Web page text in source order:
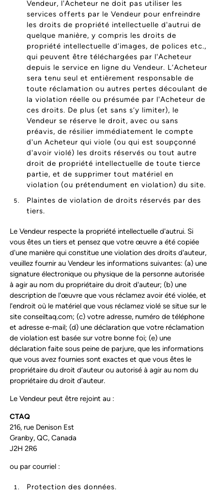
Vendeur, l'Acheteur ne doit pas utiliser les
services offerts par le Vendeur pour enfreindre
les droits de propriété intellectuelle d'autrui de
quelque manière, y compris les droits de
propriété intellectuelle d’images, de polices etc.,
qui peuvent être téléchargées par l'Acheteur
depuis le service en ligne du Vendeur. L’Acheteur
sera tenu seul et entièrement responsable de
toute réclamation ou autres pertes découlant de
la violation réelle ou présumée par l'Acheteur de
ces droits. De plus (et sans s’y limiter), le
Vendeur se réserve le droit, avec ou sans
préavis, de résilier immédiatement le compte
d'un Acheteur qui viole (ou qui est soupçonné
d'avoir violé) les droits réservés ou tout autre
droit de propriété intellectuelle de toute tierce
partie, et de supprimer tout matériel en
violation (ou prétendument en violation) du site.
Plaintes de violation de droits réservés par des
tiers.
Le Vendeur respecte la propriété intellectuelle d'autrui. Si
vous êtes un tiers et pensez que votre œuvre a été copiée
d'une manière qui constitue une violation des droits d'auteur,
veuillez fournir au Vendeur les informations suivantes: (a) une
signature électronique ou physique de la personne autorisée
à agir au nom du propriétaire du droit d'auteur; (b) une
description de l'œuvre que vous réclamez avoir été violée, et
l'endroit où le matériel que vous réclamez violé se situe sur le
site conseiltaq.com; (c) votre adresse, numéro de téléphone
et adresse e-mail; (d) une déclaration que votre réclamation
de violation est basée sur votre bonne foi; (e) une
déclaration faite sous peine de parjure, que les informations
que vous avez fournies sont exactes et que vous êtes le
propriétaire du droit d’auteur ou autorisé à agir au nom du
propriétaire du droit d’auteur.
Le Vendeur peut être rejoint au :
CTAQ
216, rue Denison Est
Granby, QC, Canada
J2H 2R6
ou par courriel :
Protection des données.